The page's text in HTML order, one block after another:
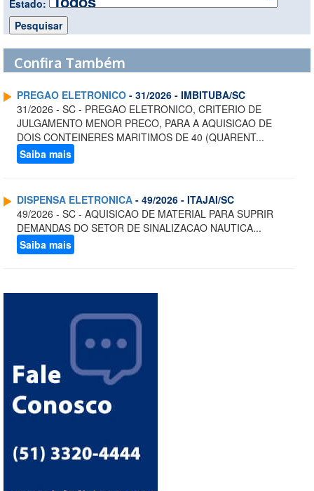
Estado:
Confira Também
PREGAO ELETRONICO - 31/2026 - IMBITUBA/SC
31/2026 - SC - PREGAO ELETRONICO, CRITERIO DE
JULGAMENTO MENOR PRECO, PARA A AQUISICAO DE
DOIS CONTEINERES MARITIMOS DE 40 (QUARENT...
Saiba mais
DISPENSA ELETRONICA - 49/2026 - ITAJAI/SC
49/2026 - SC - AQUISICAO DE MATERIAL PARA SUPRIR
DEMANDAS DO SETOR DE SINALIZACAO NAUTICA...
Saiba mais